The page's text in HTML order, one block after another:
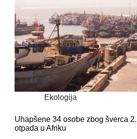
Ekologija
Uhapšene 34 osobe zbog šverca
otpada u Afriku